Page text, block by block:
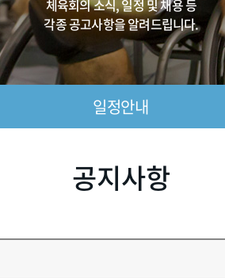
체육회의 소식, 일정 및 채용 등
각종 공고사항을 알려드립니다.
일정안내
공지사항